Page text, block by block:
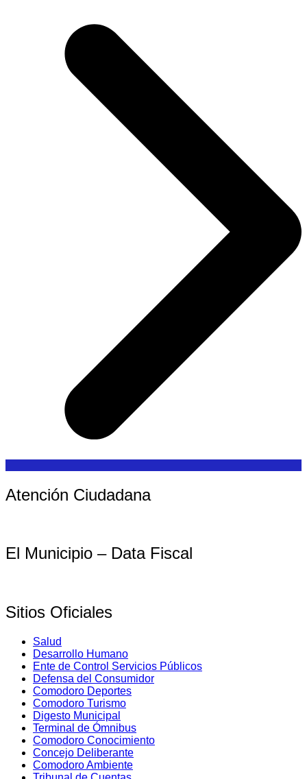
Atención Ciudadana
El Municipio – Data Fiscal
Sitios Oficiales
Salud
Desarrollo Humano
Ente de Control Servicios Públicos
Defensa del Consumidor
Comodoro Deportes
Comodoro Turismo
Digesto Municipal
Terminal de Ómnibus
Comodoro Conocimiento
Concejo Deliberante
Comodoro Ambiente